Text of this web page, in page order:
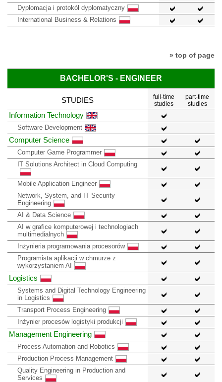
Dyplomacja i protokół dyplomatyczny
International Business & Relations
» top of page
BACHELOR'S - ENGINEER
STUDIES
full-time
studies
part-time
studies
Information Technology
Software Development
Computer Science
Computer Game Programmer
IT Solutions Architect in Cloud Computing
Mobile Application Engineer
Network, System, and IT Security
Engineering
AI & Data Science
AI w grafice komputerowej i technologiach
multimedialnych
Inżynieria programowania procesorów
Programista aplikacji w chmurze z
wykorzystaniem AI
Logistics
Systems and Digital Technology Engineering
in Logistics
Transport Process Engineering
Inżynier procesów logistyki produkcji
Management Engineering
Process Automation and Robotics
Production Process Management
Quality Engineering in Production and
Services